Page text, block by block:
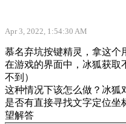
Apr 3, 2022, 1:54:30 AM
慕名弃坑按键精灵，拿这个
在游戏的界面中，冰狐获取
不到）
这种情况下该怎么做？冰狐
是否有直接寻找文字定位坐
望解答